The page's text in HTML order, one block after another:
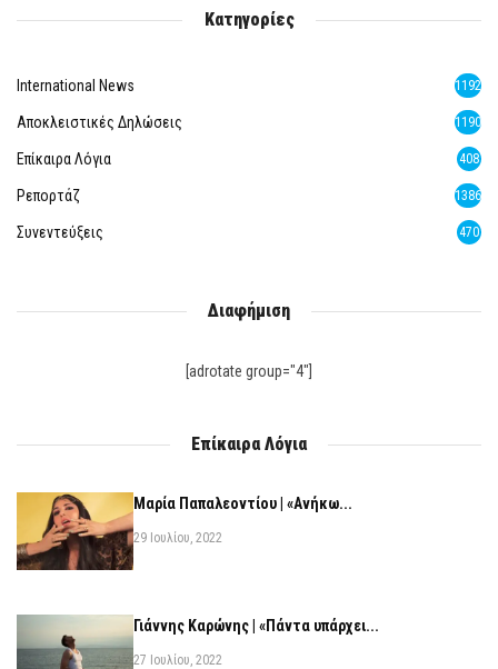
Κατηγορίες
International News 1192
Αποκλειστικές Δηλώσεις 1190
Επίκαιρα Λόγια 408
Ρεπορτάζ 1386
Συνεντεύξεις 470
Διαφήμιση
[adrotate group="4"]
Επίκαιρα Λόγια
Μαρία Παπαλεοντίου | «Ανήκω...
29 Ιουλίου, 2022
Γιάννης Καρώνης | «Πάντα υπάρχει...
27 Ιουλίου, 2022